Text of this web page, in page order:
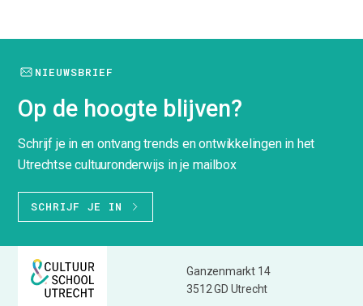
NIEUWSBRIEF
Op de hoogte blijven?
Schrijf je in en ontvang trends en ontwikkelingen in het
Utrechtse cultuuronderwijs in je mailbox
SCHRIJF JE IN
Ganzenmarkt 14
3512 GD Utrecht